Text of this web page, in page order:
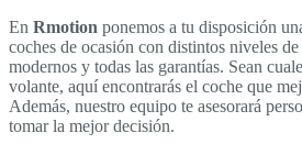
En Rmotion ponemos a tu disposición
coches de ocasión con distintos niveles
modernos y todas las garantías. Sean
volante, aquí encontrarás el coche que
Además, nuestro equipo te asesorará
tomar la mejor decisión.